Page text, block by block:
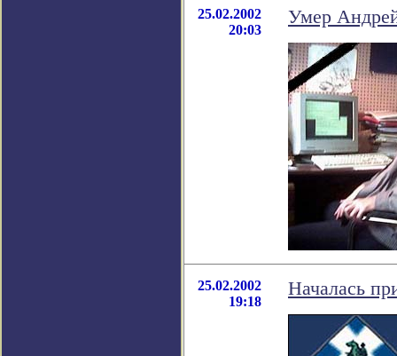
25.02.2002
20:03
Умер
25.02.2002
19:18
Началась